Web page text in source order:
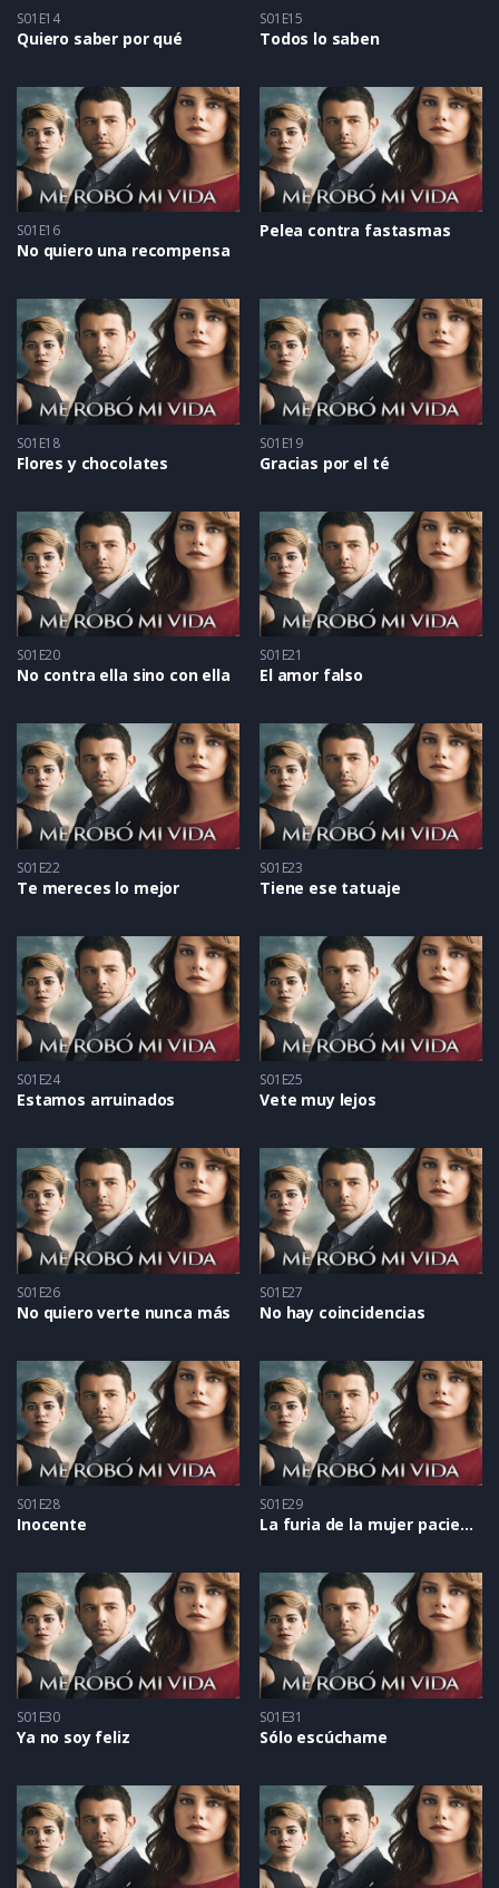
S01E14
Quiero saber por qué
S01E15
Todos lo saben
S01E16
No quiero una recompensa
Pelea contra fastasmas
S01E18
Flores y chocolates
S01E19
Gracias por el té
S01E20
No contra ella sino con ella
S01E21
El amor falso
S01E22
Te mereces lo mejor
S01E23
Tiene ese tatuaje
S01E24
Estamos arruinados
S01E25
Vete muy lejos
S01E26
No quiero verte nunca más
S01E27
No hay coincidencias
S01E28
Inocente
S01E29
La furia de la mujer paciente
S01E30
Ya no soy feliz
S01E31
Sólo escúchame